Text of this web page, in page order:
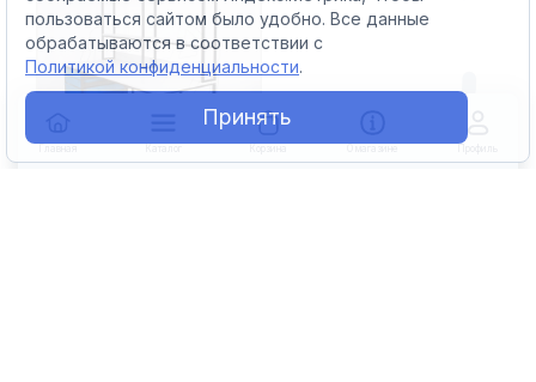
пользоваться сайтом было удобно. Все данные
обрабатываются в соответствии с
Политикой конфиденциальности.
Принять